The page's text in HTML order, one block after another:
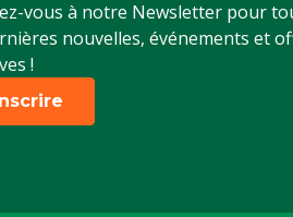
vous à notre Newsletter pour
nouvelles, événements et
!